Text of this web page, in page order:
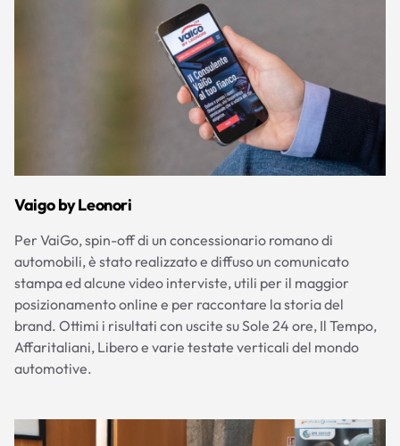
Vaigo by Leonori
Per VaiGo, spin-off di un concessionario romano di
automobili, è stato realizzato e diffuso un comunicato
stampa ed alcune video interviste, utili per il maggior
posizionamento online e per raccontare la storia del
brand. Ottimi i risultati con uscite su Sole 24 ore, Il Tempo,
Affaritaliani, Libero e varie testate verticali del mondo
automotive.